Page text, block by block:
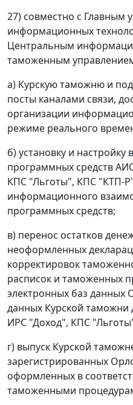
27) совместно с Главным
информационных
Центральным
таможенным
а) Курскую таможню и
посты каналами связи,
организации
режиме реального
б) установку и
программных средств
КПС "Льготы", КПС "КТП-
информационного
программных средств;
в) перенос остатков
неоформленных
корректировок
расписок и таможенных
электронных баз данных
данных Курской таможни
ИРС "Доход", КПС
г) выпуск Курской
зарегистрированных
оформленных в
таможенными